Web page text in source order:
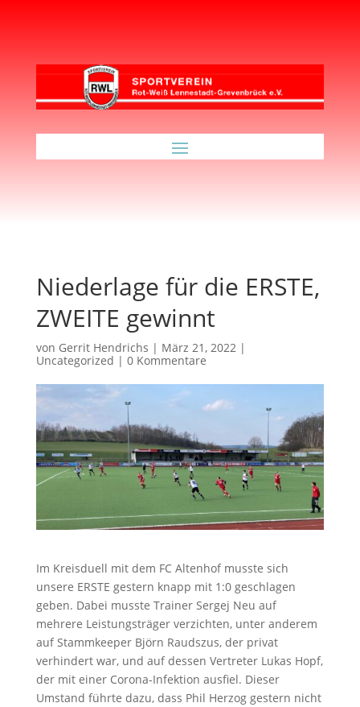
Niederlage für die ERSTE,
ZWEITE gewinnt
von Gerrit Hendrichs | März 21, 2022 |
Uncategorized | 0 Kommentare
Im Kreisduell mit dem FC Altenhof musste sich
unsere ERSTE gestern knapp mit 1:0 geschlagen
geben. Dabei musste Trainer Sergej Neu auf
mehrere Leistungsträger verzichten, unter anderem
auf Stammkeeper Björn Raudszus, der privat
verhindert war, und auf dessen Vertreter Lukas Hopf,
der mit einer Corona-Infektion ausfiel. Dieser
Umstand führte dazu, dass Phil Herzog gestern nicht